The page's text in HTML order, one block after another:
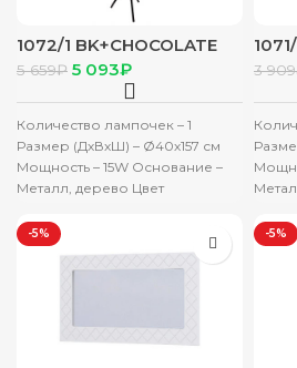
1072/1 BK+CHOCOLATE
220V 15W E27 Торшер
5 659₽ 5 093₽
Количество лампочек – 1
Размер (ДхВхШ) – Ø40х157 см
Мощность – 15W Основание –
Металл, дерево Цвет
3 909
-5% -5%